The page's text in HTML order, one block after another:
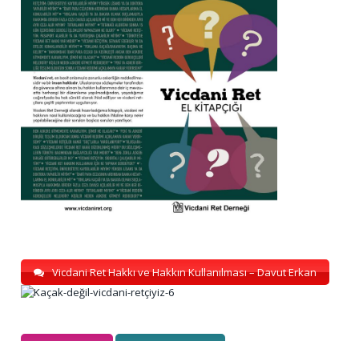
Vicdani Ret Hakkı ve Hakkın Kullanılması – Davut Erkan